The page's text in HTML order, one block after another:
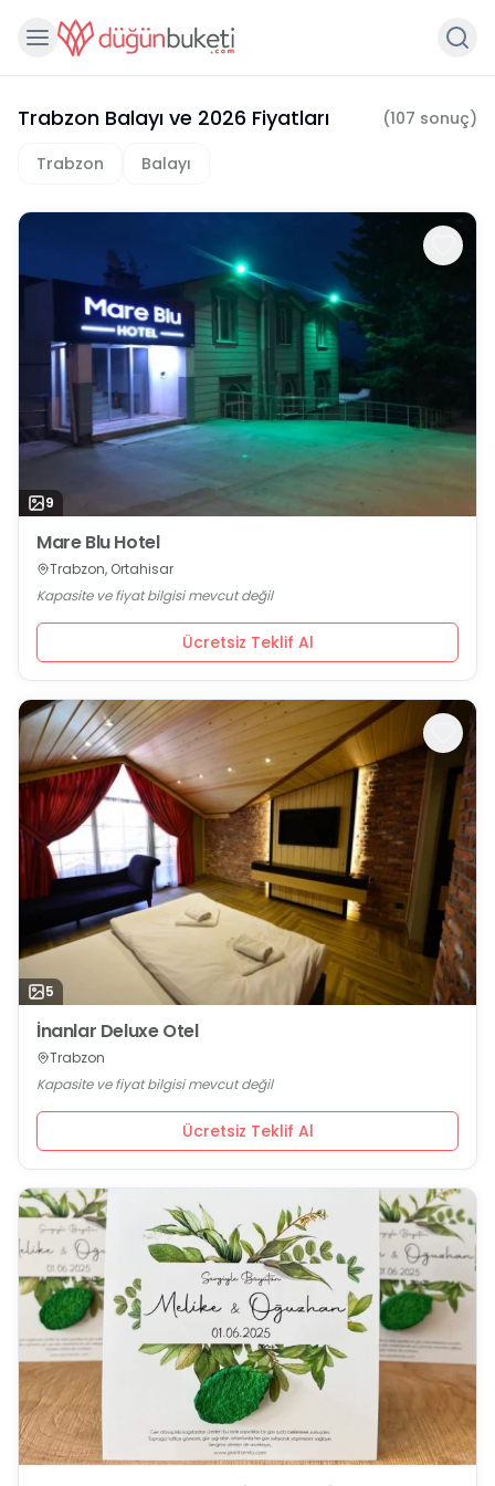
Trabzon Balayı ve 2026 Fiyatları (107 sonuç)
Trabzon Balayı
9
Mare Blu Hotel
Trabzon, Ortahisar
Kapasite ve fiyat bilgisi mevcut değil
Ücretsiz Teklif Al
5
İnanlar Deluxe Otel
Trabzon
Kapasite ve fiyat bilgisi mevcut değil
Ücretsiz Teklif Al